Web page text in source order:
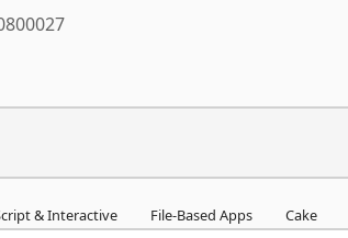
& Interactive File-Based Apps Cake